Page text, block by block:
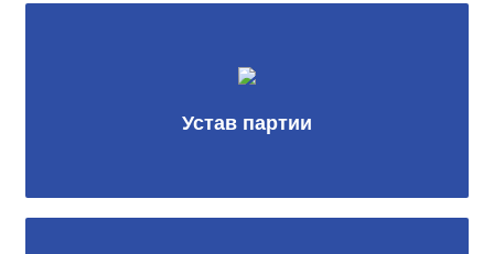
Устав партии